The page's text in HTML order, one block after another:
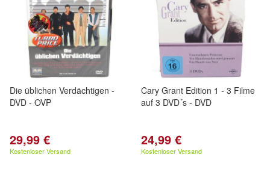
Die üblichen Verdächtigen -
DVD - OVP
29,99 €
Kostenloser Versand
Cary Grant Edition 1 - 3 Filme
auf 3 DVD´s - DVD
24,99 €
Kostenloser Versand